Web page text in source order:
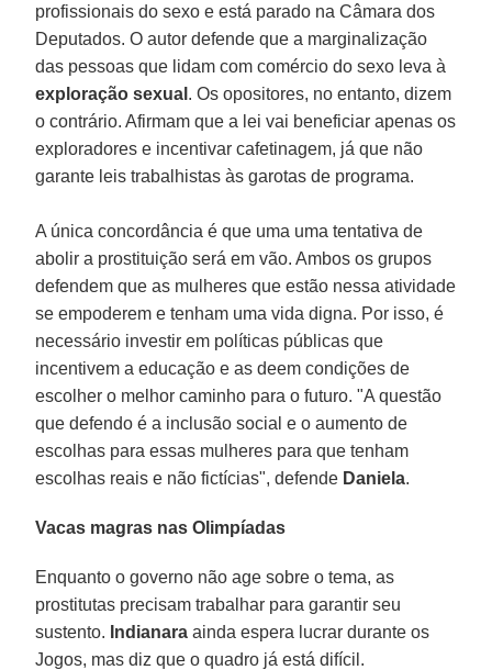
profissionais do sexo e está parado na Câmara dos
Deputados. O autor defende que a marginalização
das pessoas que lidam com comércio do sexo leva à
exploração sexual . Os opositores, no entanto, dizem
o contrário. Afirmam que a lei vai beneficiar apenas os
exploradores e incentivar cafetinagem, já que não
garante leis trabalhistas às garotas de programa.
A única concordância é que uma uma tentativa de
abolir a prostituição será em vão. Ambos os grupos
defendem que as mulheres que estão nessa atividade
se empoderem e tenham uma vida digna. Por isso, é
necessário investir em políticas públicas que
incentivem a educação e as deem condições de
escolher o melhor caminho para o futuro. "A questão
que defendo é a inclusão social e o aumento de
escolhas para essas mulheres para que tenham
escolhas reais e não fictícias", defende Daniela.
Vacas magras nas Olimpíadas
Enquanto o governo não age sobre o tema, as
prostitutas precisam trabalhar para garantir seu
sustento. Indianara ainda espera lucrar durante os
Jogos, mas diz que o quadro já está difícil.